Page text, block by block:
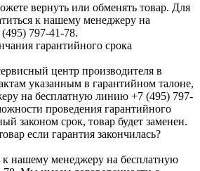
вернуть или обменять товар. Для
к нашему менеджеру на
797-41-78.
гарантийного срока
центр производителя в
указанным в гарантийном талоне,
на бесплатную линию +7 (495) 797-
проведения гарантийного
законом срок, товар будет заменен.
если гарантия закончилась?
нашему менеджеру на бесплатную